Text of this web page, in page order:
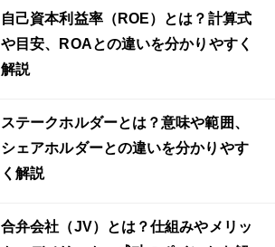
自己資本利益率（ROE）とは？計算式
や目安、ROAとの違いを分かりやすく
解説
ステークホルダーとは？意味や範囲、
シェアホルダーとの違いを分かりやす
く解説
合弁会社（JV）とは？仕組みやメリッ